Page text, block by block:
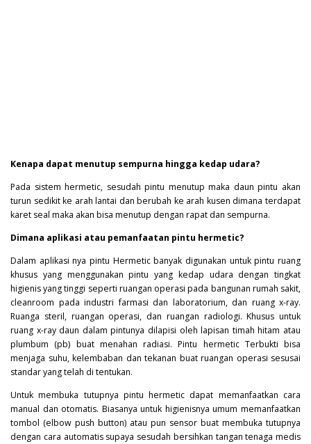
Kenapa dapat menutup sempurna hingga kedap udara?
Pada sistem hermetic, sesudah pintu menutup maka daun pintu akan
turun sedikit ke arah lantai dan berubah ke arah kusen dimana terdapat
karet seal maka akan bisa menutup dengan rapat dan sempurna.
Dimana aplikasi atau pemanfaatan pintu hermetic?
Dalam aplikasi nya pintu Hermeticbanyak digunakan untuk pintu ruang
khusus yang menggunakan pintu yang kedap udara dengan tingkat
higienis yang tinggi seperti ruangan operasi pada bangunan rumah sakit,
cleanroom pada industri farmasi dan laboratorium, dan ruang x-ray.
Ruanga steril, ruangan operasi, dan ruangan radiologi. Khusus untuk
ruang x-ray daun dalam pintunya dilapisi oleh lapisan timah hitam atau
plumbum (pb) buat menahan radiasi. Pintu hermetic Terbukti bisa
menjaga suhu, kelembaban dan tekanan buat ruangan operasi sesusai
standar yang telah di tentukan.
Untuk membuka tutupnya pintu hermetic dapat memanfaatkan cara
manual dan otomatis. Biasanya untuk higienisnya umum memanfaatkan
tombol (elbow push button) atau pun sensor buat membuka tutupnya
dengan cara automatis supaya sesudah bersihkan tangan tenaga medis